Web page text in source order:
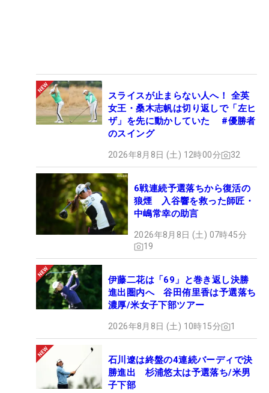
スライスが止まらない人へ！ 全英
女王・桑木志帆は切り返しで「左ヒ
ザ」を先に動かしていた #優勝者
のスイング
2026年8月8日 (土) 12時00分 32
6戦連続予選落ちから復活の
狼煙 入谷響を救った師匠・
中嶋常幸の助言
2026年8月8日 (土) 07時45分
19
伊藤二花は「69」と巻き返し決勝
進出圏内へ 谷田侑里香は予選落ち
濃厚/米女子下部ツアー
2026年8月8日 (土) 10時15分 1
石川遼は終盤の4連続バーディで決
勝進出 杉浦悠太は予選落ち/米男
子下部